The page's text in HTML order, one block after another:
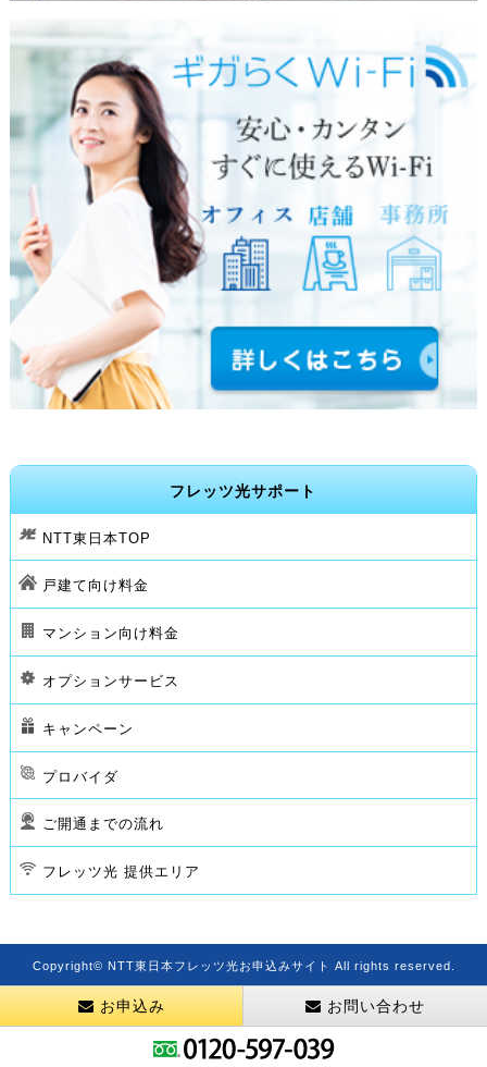
フレッツ光サポート
NTT東日本TOP
戸建て向け料金
マンション向け料金
オプションサービス
キャンペーン
プロバイダ
ご開通までの流れ
フレッツ光 提供エリア
Copyright© NTT東日本フレッツ光お申込みサイト All rights reserved.
お申込み お問い合わせ